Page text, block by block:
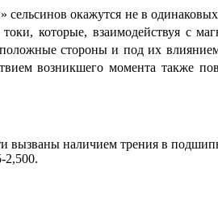
сельсинов окажутся не в
которые, взаимодействуя с
стороны и под их влиянием
возникшего момента также
вызваны наличием трения в
2,500.